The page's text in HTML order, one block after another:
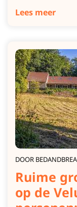
Lees meer
DOOR
Ruime
op de